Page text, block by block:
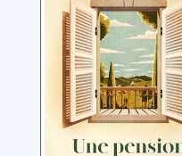
Besson, Philippe